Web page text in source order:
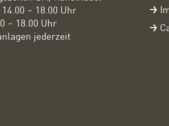
14.00 – 18.00 Uhr
– 18.00 Uhr
jederzeit